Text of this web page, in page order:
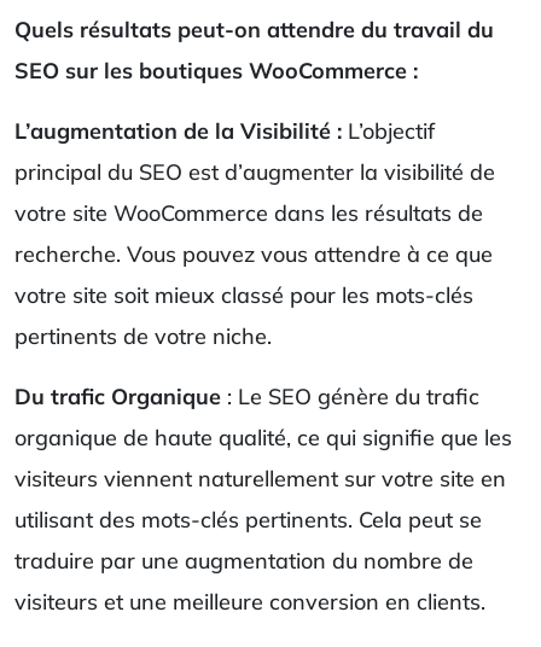
Quels résultats peut-on attendre du travail du
SEO sur les boutiques WooCommerce :
L’augmentation de la Visibilité : L’objectif
principal du SEO est d’augmenter la visibilité de
votre site WooCommerce dans les résultats de
recherche. Vous pouvez vous attendre à ce que
votre site soit mieux classé pour les mots-clés
pertinents de votre niche.
Du trafic Organique : Le SEO génère du trafic
organique de haute qualité, ce qui signifie que les
visiteurs viennent naturellement sur votre site en
utilisant des mots-clés pertinents. Cela peut se
traduire par une augmentation du nombre de
visiteurs et une meilleure conversion en clients.